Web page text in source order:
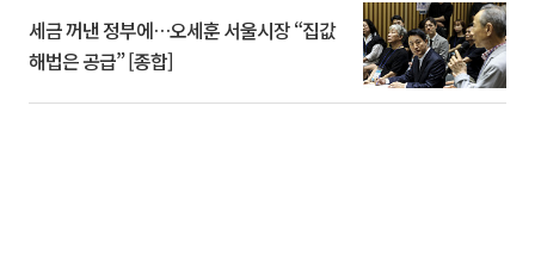
세금 꺼낸 정부에…오세훈 서울시장 “집값
해법은 공급” [종합]